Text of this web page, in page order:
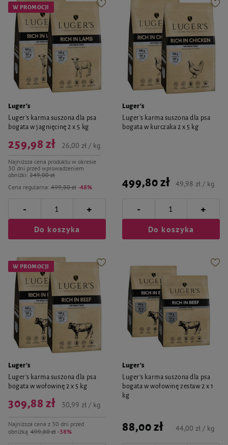
W PROMOCJI
Luger's
Luger’s karma suszona dla psa
bogata w jagnięcinę 2 x 5 kg
Cena regularna: 499,80 zł -48%
259,98 zł
Najniższa cena produktu w okresie
30 dni przed wprowadzeniem
obniżki: 249,00 zł
26,00 zł / kg
- +
Do koszyka
Luger's
Luger’s karma suszona dla psa
bogata w kurczaka 2 x 5 kg
499,80 zł 49,98 zł / kg
- +
Do koszyka
W PROMOCJI
Luger's
Luger’s karma suszona dla psa
bogata w wołowinę 2 x 5 kg
Najniższa cena z 30 dni przed
obniżką 499,80 zł -38%
309,88 zł 30,99 zł / kg
Luger's
Luger’s karma suszona dla psa
bogata w wołowinę zestaw 2 x 1
kg
88,00 zł 44,00 zł / kg